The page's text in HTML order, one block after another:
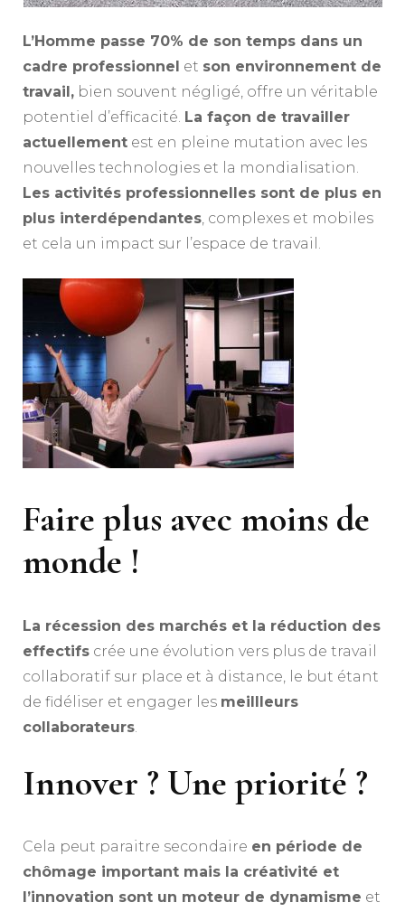
L’Homme passe 70% de son temps dans un
cadre professionnel et son environnement de
travail, bien souvent négligé, offre un véritable
potentiel d’efficacité. La façon de travailler
actuellement est en pleine mutation avec les
nouvelles technologies et la mondialisation.
Les activités professionnelles sont de plus en
plus interdépendantes, complexes et mobiles
et cela un impact sur l’espace de travail.
Faire plus avec moins de
monde !
La récession des marchés et la réduction des
effectifs crée une évolution vers plus de travail
collaboratif sur place et à distance, le but étant
de fidéliser et engager les meillleurs
collaborateurs
Innover ? Une priorité ?
Cela peut paraitre secondaire en période de
chômage important mais la créativité et
l’innovation sont un moteur de dynamisme et